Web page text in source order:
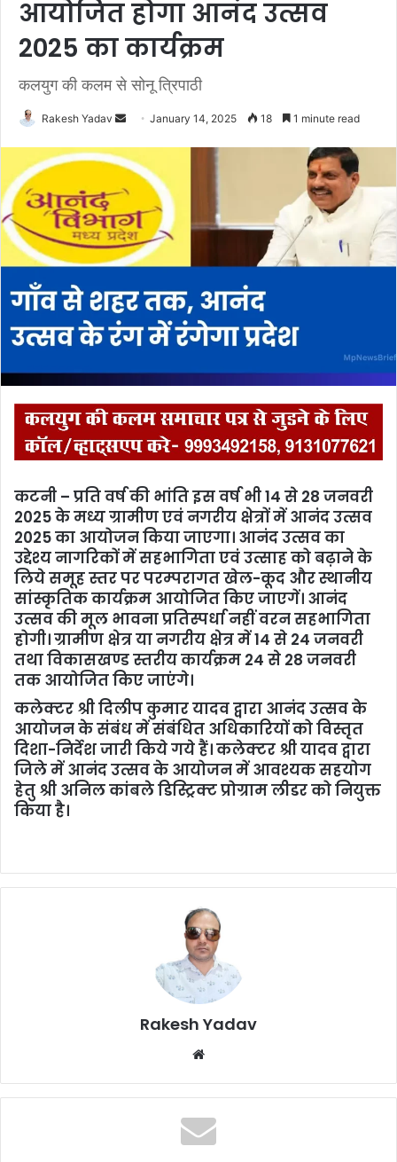
आयोजित होगा आनंद उत्सव
2025 का कार्यक्रम
कलयुग की कलम से सोनू त्रिपाठी
Rakesh Yadav
n
n
e
m
a
i
l
January 14, 2025 18 1 minute read
कटनी – प्रति वर्ष की भांति इस वर्ष भी 14 से 28 जनवरी
2025 के मध्य ग्रामीण एवं नगरीय क्षेत्रों में आनंद उत्सव
2025 का आयोजन किया जाएगा। आनंद उत्सव का
उद्देश्य नागरिकों में सहभागिता एवं उत्साह को बढ़ाने के
लिये समूह स्तर पर परम्परागत खेल-कूद और स्थानीय
सांस्कृतिक कार्यक्रम आयोजित किए जाएगें। आनंद
उत्सव की मूल भावना प्रतिस्पर्धा नहीं वरन सहभागिता
होगी। ग्रामीण क्षेत्र या नगरीय क्षेत्र में 14 से 24 जनवरी
तथा विकासखण्ड स्तरीय कार्यक्रम 24 से 28 जनवरी
तक आयोजित किए जाएंगे।
कलेक्टर श्री दिलीप कुमार यादव द्वारा आनंद उत्सव के
आयोजन के संबंध में संबंधित अधिकारियों को विस्तृत
दिशा-निर्देश जारी किये गये हैं। कलेक्टर श्री यादव द्वारा
जिले में आनंद उत्सव के आयोजन में आवश्यक सहयोग
हेतु श्री अनिल कांबले डिस्ट्रिक्ट प्रोग्राम लीडर को नियुक्त
किया है।
Rakesh Yadav
b
s
i